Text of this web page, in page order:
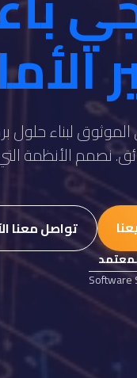
لبناء حلول
نصمم الأنظمة
تواصل معنا
Software